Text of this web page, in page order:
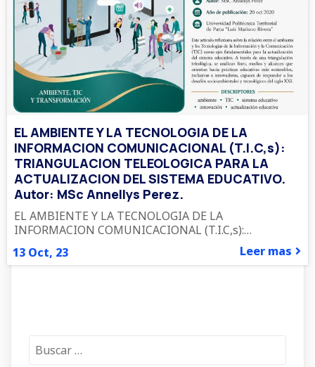
EL AMBIENTE Y LA TECNOLOGIA DE LA
INFORMACION COMUNICACIONAL (T.I.C,s):
TRIANGULACION TELEOLOGICA PARA LA
ACTUALIZACION DEL SISTEMA EDUCATIVO.
Autor: MSc Annellys Perez.
13 Oct, 23
EL AMBIENTE Y LA TECNOLOGIA DE LA
INFORMACION COMUNICACIONAL (T.I.C,s):…
Leer mas